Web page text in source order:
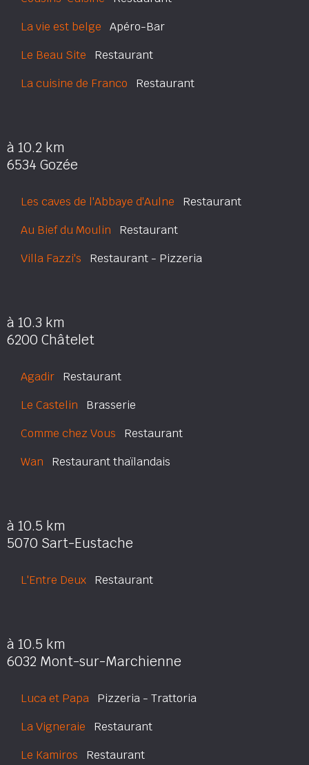
La vie est belge Apéro-Bar
Le Beau Site Restaurant
La cuisine de Franco Restaurant
à 10.2 km
6534 Gozée
Les caves de l'Abbaye d'Aulne Restaurant
Au Bief du Moulin Restaurant
Villa Fazzi's Restaurant - Pizzeria
à 10.3 km
6200 Châtelet
Agadir Restaurant
Le Castelin Brasserie
Comme chez Vous Restaurant
Wan Restaurant thaïlandais
à 10.5 km
5070 Sart-Eustache
L'Entre Deux Restaurant
à 10.5 km
6032 Mont-sur-Marchienne
Luca et Papa Pizzeria - Trattoria
La Vigneraie Restaurant
Le Kamiros Restaurant